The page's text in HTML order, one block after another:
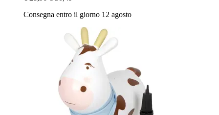
Consegna entro il giorno 12 agosto